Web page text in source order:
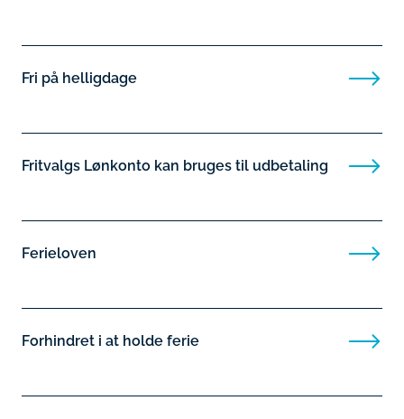
Fri på helligdage
Fritvalgs Lønkonto kan bruges til udbetaling
Ferieloven
Forhindret i at holde ferie